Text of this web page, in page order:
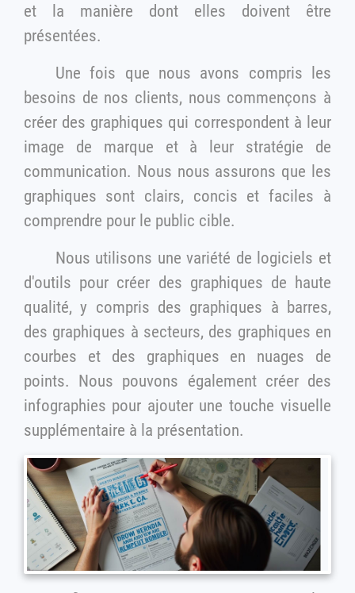
et la manière dont elles doivent être
présentées.
Une fois que nous avons compris les
besoins de nos clients, nous commençons à
créer des graphiques qui correspondent à leur
image de marque et à leur stratégie de
communication. Nous nous assurons que les
graphiques sont clairs, concis et faciles à
comprendre pour le public cible.
Nous utilisons une variété de logiciels et
d'outils pour créer des graphiques de haute
qualité, y compris des graphiques à barres,
des graphiques à secteurs, des graphiques en
courbes et des graphiques en nuages de
points. Nous pouvons également créer des
infographies pour ajouter une touche visuelle
supplémentaire à la présentation.